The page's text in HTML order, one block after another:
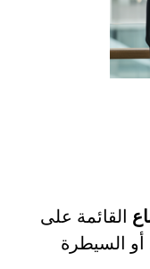
القائمة على
أو السيطرة